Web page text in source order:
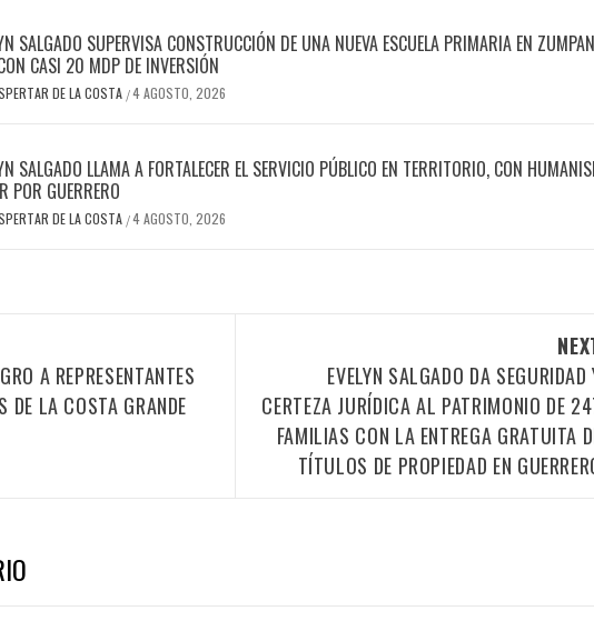
SALGADO SUPERVISA CONSTRUCCIÓN DE UNA NUEVA ESCUELA PRIMARIA EN
CASI 20 MDP DE INVERSIÓN
DE LA COSTA /4 AGOSTO, 2026
SALGADO LLAMA A FORTALECER EL SERVICIO PÚBLICO EN TERRITORIO, CON
POR GUERRERO
DE LA COSTA /4 AGOSTO, 2026
A REPRESENTANTES
DE LA COSTA GRANDE
EVELYN SALGADO DA SEGURIDAD
CERTEZA JURÍDICA AL PATRIMONIO DE
FAMILIAS CON LA ENTREGA GRATUITA
TÍTULOS DE PROPIEDAD EN